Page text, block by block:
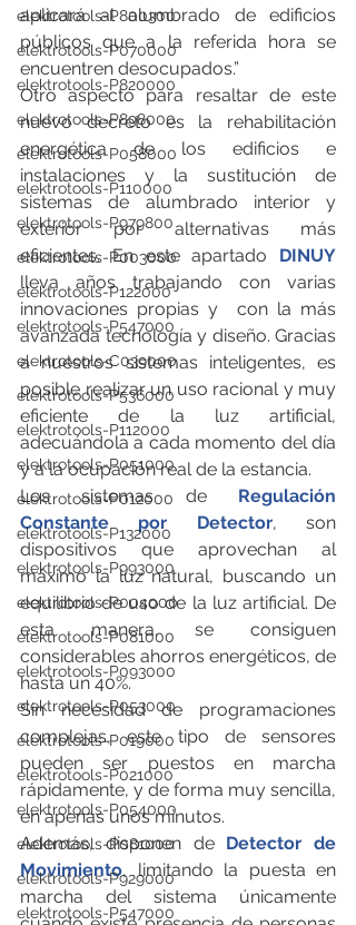
elektrotools-P800300
elektrotools-P070000
elektrotools-P820000
elektrotools-P898000
elektrotools-P058000
elektrotools-P110000
elektrotools-P979800
elektrotools-P003000
elektrotools-P122000
elektrotools-P547000
elektrotools-C039000
elektrotools-P536000
elektrotools-P112000
elektrotools-P051000
elektrotools-P012000
elektrotools-P132000
elektrotools-P993000
elektrotools-P004000
elektrotools-P081000
elektrotools-P093000
elektrotools-P053000
elektrotools-P019000
elektrotools-P021000
elektrotools-P054000
elektrotools-P081000
elektrotools-P929000
elektrotools-P547000
aplicará al alumbrado de edificios
públicos que a la referida hora se
encuentren desocupados.”
Otro aspecto para resaltar de este
nuevo decreto es la rehabilitación
energética de los edificios e
instalaciones y la sustitución de
sistemas de alumbrado interior y
exterior por alternativas más
eficientes. En este apartado DINUY
lleva años trabajando con varias
innovaciones propias y  con la más
avanzada tecnología y diseño. Gracias
a nuestros sistemas inteligentes, es
posible realizar un uso racional y muy
eficiente de la luz artificial,
adecuándola a cada momento del día
y a la ocupación real de la estancia.
Los sistemas de Regulación
Constante por Detector, son
dispositivos que aprovechan al
máximo la luz natural, buscando un
equilibrio de uso de la luz artificial. De
esta manera, se consiguen
considerables ahorros energéticos, de
hasta un 40%.
Sin necesidad de programaciones
complejas, este tipo de sensores
pueden ser puestos en marcha
rápidamente, y de forma muy sencilla,
en apenas unos minutos.
Además, disponen de Detector de
Movimiento, limitando la puesta en
marcha del sistema únicamente